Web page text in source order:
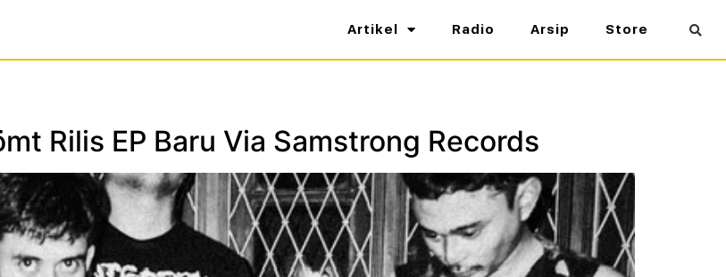
Artikel Radio Arsip Store
Rilis EP Baru Via Samstrong Records